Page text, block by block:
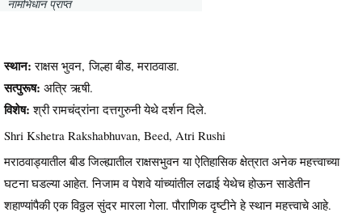
नामभिधान प्राप्त
स्थान: राक्षस भुवन, जिल्हा बीड, मराठवाडा.
सत्पुरूष: अत्रि ऋषी.
विशेष: श्री रामचंद्रांना दत्तगुरुनी येथे दर्शन दिले.
Shri Kshetra Rakshabhuvan, Beed, Atri Rushi
मराठवाड्यातील बीड जिल्ह्यातील राक्षसभुवन या ऐतिहासिक क्षेत्रात अनेक महत्त्वाच्या
घटना घडल्या आहेत. निजाम व पेशवे यांच्यांतील लढाई येथेच होऊन साडेतीन
शहाण्यांपैकी एक विठ्ठल सुंदर मारला गेला. पौराणिक दृष्टीने हे स्थान महत्त्वाचे आहे.